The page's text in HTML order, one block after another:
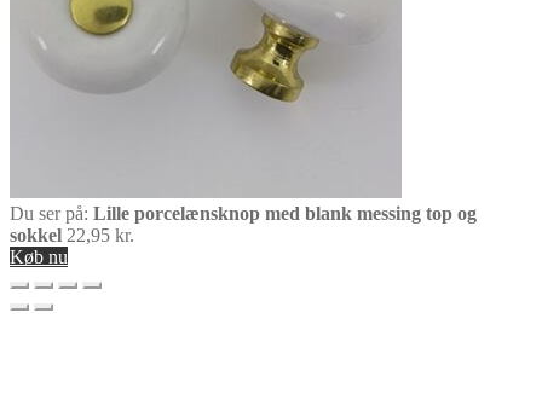
Du ser på: Lille porcelænsknop med blank messing top og
sokkel 22,95 kr.
Køb nu